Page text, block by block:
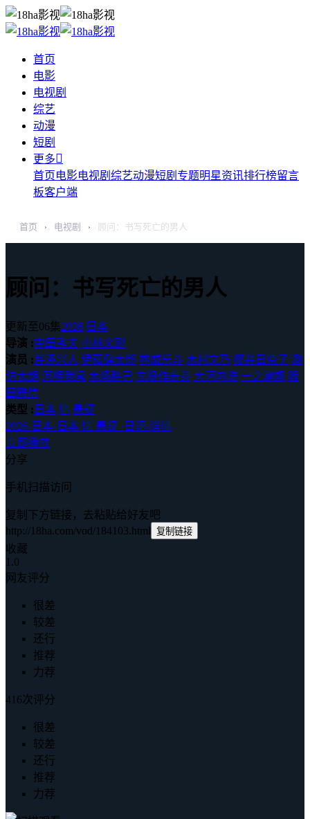
首页
电影
电视剧
综艺
动漫
短剧
更多
首页电影电视剧 综艺动漫短剧 专题明星资讯排行榜留言
板客户端
首页 › 电视剧 › 顾问：书写死亡的男人
顾问：书写死亡的男人
更新至06集2026 日本
导演 :中田秀夫 小林义则
演员 :芹泽兴人 伊藤健太郎 神威乐斗 木村文乃 樱井日奈子 诹
访太朗 河相我闻 木场胜己 东根作寿英 大河内浩 一之濑飒 阪
田雅信
类型 : 日本 情 悬疑
2026· 日本· 日本 情 悬疑 · 日语·详情
立即播放
分享
手机扫描访问
复制下方链接，去粘贴给好友吧
http://18ha.com/vod/184103.html 复制链接
收藏
1.0
网友评分
很差
较差
还行
推荐
力荐
416次评分
很差
较差
还行
推荐
力荐